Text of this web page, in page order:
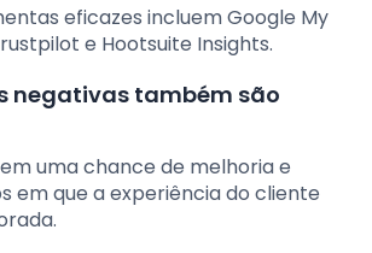
eficazes incluem Google My
e Hootsuite Insights.
negativas também são
uma chance de melhoria e
em que a experiência do cliente